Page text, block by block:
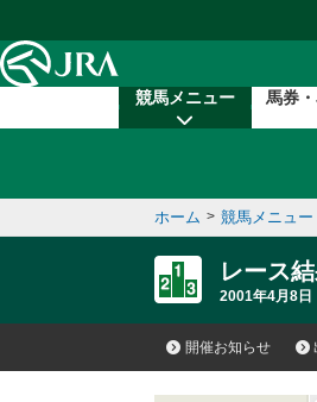
競馬メニュー 馬券
ホーム > 競馬メニュー
レース
2001年4月8日
開催お知らせ